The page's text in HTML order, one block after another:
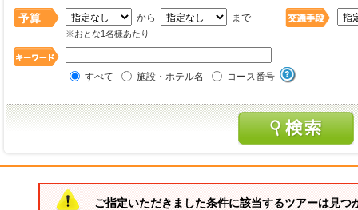
から まで
※おとな1名様あたり
すべて 施設・ホテル名 コース番号
ご指定いただきました条件に該当するツアーは見つ